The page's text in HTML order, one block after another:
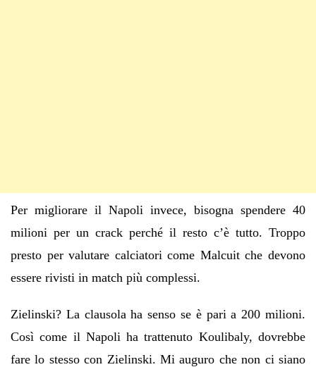
Per migliorare il Napoli invece, bisogna spendere 40
milioni per un crack perché il resto c’è tutto. Troppo
presto per valutare calciatori come Malcuit che devono
essere rivisti in match più complessi.
Zielinski? La clausola ha senso se è pari a 200 milioni.
Così come il Napoli ha trattenuto Koulibaly, dovrebbe
fare lo stesso con Zielinski. Mi auguro che non ci siano